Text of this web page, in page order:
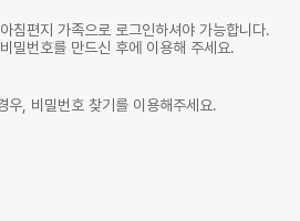
침편지 가족으로 로그인하셔야 가능합니다.
밀번호를 만드신 후에 이용해 주세요.
우, 비밀번호 찾기를 이용해주세요.